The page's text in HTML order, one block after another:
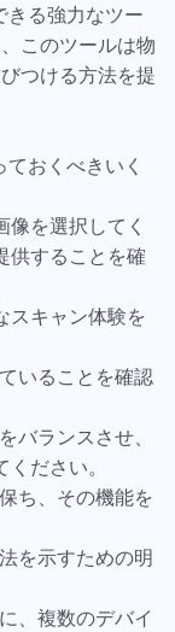
きる強力なツー
このツールは物
つける方法を提
おくべきいく
を選択してく
供することを確
スキャン体験を
いることを確認
バランスさせ、
ださい。
ち、その機能を
を示すための明
、複数のデバイ